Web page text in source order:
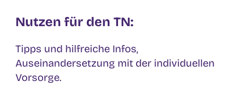
Nutzen für den TN:
Tipps und hilfreiche Infos,
Auseinandersetzung mit der individuellen
Vorsorge.